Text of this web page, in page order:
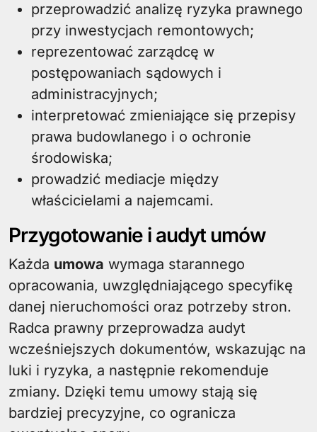
przeprowadzić analizę ryzyka prawnego
przy inwestycjach remontowych;
reprezentować zarządcę w
postępowaniach sądowych i
administracyjnych;
interpretować zmieniające się przepisy
prawa budowlanego i o ochronie
środowiska;
prowadzić mediacje między
właścicielami a najemcami.
Przygotowanie i audyt umów
Każda umowa wymaga starannego
opracowania, uwzględniającego specyfikę
danej nieruchomości oraz potrzeby stron.
Radca prawny przeprowadza audyt
wcześniejszych dokumentów, wskazując na
luki i ryzyka, a następnie rekomenduje
zmiany. Dzięki temu umowy stają się
bardziej precyzyjne, co ogranicza